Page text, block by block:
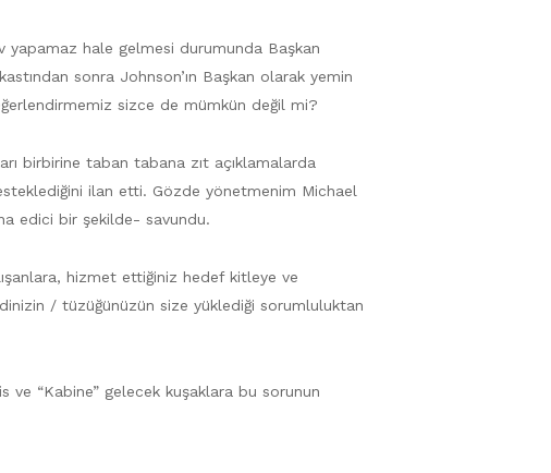
yapamaz hale gelmesi durumunda Başkan
sonra Johnson’ın Başkan olarak yemin
sizce de mümkün değil mi?
birbirine taban tabana zıt açıklamalarda
ilan etti. Gözde yönetmenim Michael
edici bir şekilde- savundu.
hizmet ettiğiniz hedef kitleye ve
/ tüzüğünüzün size yüklediği sorumluluktan
ve “Kabine” gelecek kuşaklara bu sorunun